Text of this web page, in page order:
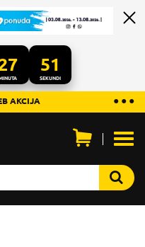
51
SEKUNDI
...
● ● ●
AKCIJA